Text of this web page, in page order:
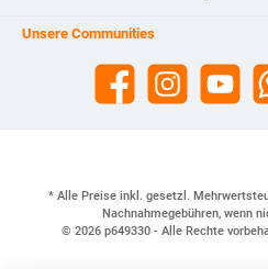
Unsere Communities
* Alle Preise inkl. gesetzl.
Nachnahmegebühren, wenn
© 2026 p649330 - Alle Rechte